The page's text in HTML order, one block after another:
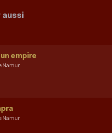
aussi
Namur
empire
Namur